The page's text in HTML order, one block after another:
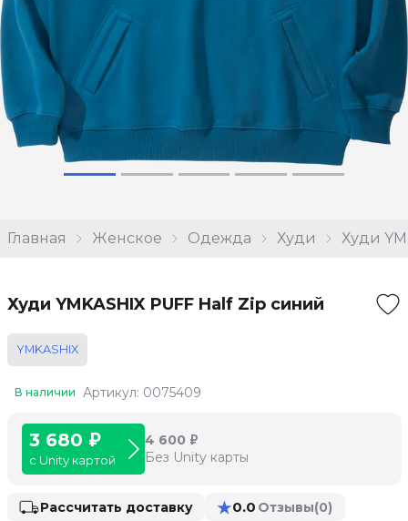
Главная Женское Одежда Худи Худи
Худи YMKASHIX PUFF Half Zip синий
YMKASHIX
В наличии Артикул: 0075409
3 680 ₽
с Unity картой
4 600 ₽
Без Unity карты
Рассчитать доставку ★0.0 Отзывы(0)